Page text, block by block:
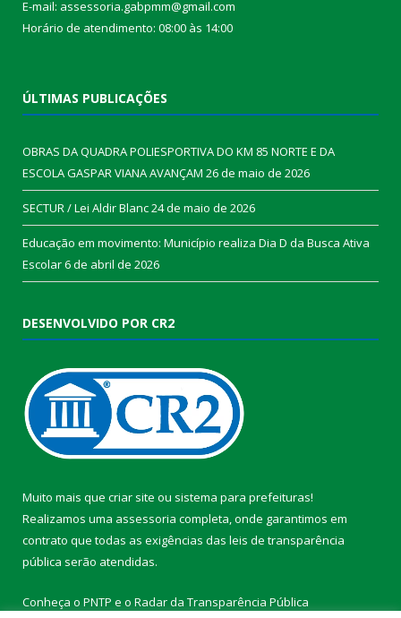
E-mail: assessoria.gabpmm@gmail.com
Horário de atendimento: 08:00 às 14:00
ÚLTIMAS PUBLICAÇÕES
OBRAS DA QUADRA POLIESPORTIVA DO KM 85 NORTE E DA
ESCOLA GASPAR VIANA AVANÇAM 26 de maio de 2026
SECTUR / Lei Aldir Blanc24 de maio de 2026
Educação em movimento: Município realiza Dia D da Busca Ativa
Escolar6 de abril de 2026
DESENVOLVIDO POR CR2
Muito mais que criar site ou sistema para prefeituras!
Realizamos uma assessoria completa, onde garantimos em
contrato que todas as exigências das leis de transparência
pública serão atendidas.
Conheça o PNTP e o Radar da Transparência Pública